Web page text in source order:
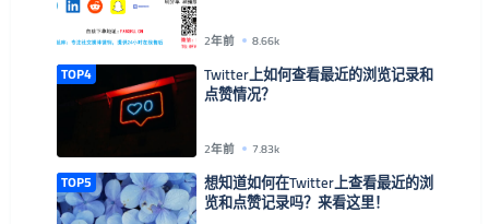
2年前 8.66k
TOP4 Twitter上如何查看最近的浏览记录和
点赞情况？
2年前 7.83k
TOP5 想知道如何在Twitter上查看最近的浏
览和点赞记录吗？来看这里！